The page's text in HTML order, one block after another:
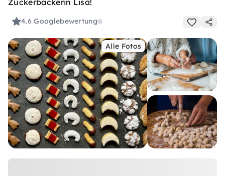
Zuckerbäckerin Lisa!
4.6Googlebewertung
Alle Fotos